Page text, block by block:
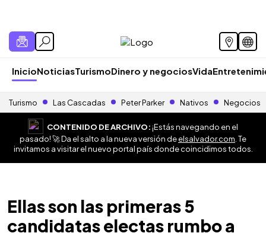
InicioNoticiasTurismoDinero y negociosVida
Turismo Las Cascadas Peter Parker Nativos Negocios
CONTENIDO DE ARCHIVO:¡Estás navegando en el
pasado! 🚀 Da el salto a la nueva versión deelsalvador.com . Te
invitamos a visitar el nuevo portal país donde coincidimos todos.
Ellas son las primeras 5
candidatas electas rumbo a